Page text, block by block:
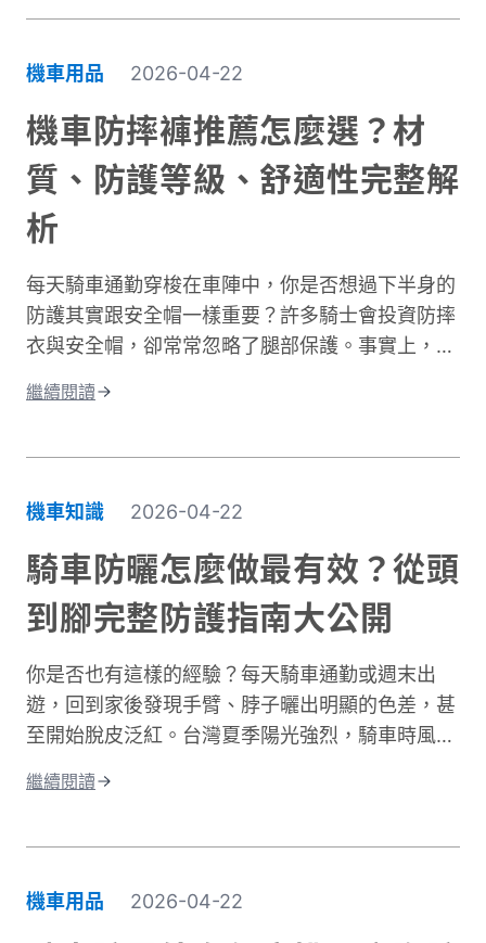
機車用品 2026-04-22
機車防摔褲推薦怎麼選？材
質、防護等級、舒適性完整解
析
每天騎車通勤穿梭在車陣中，你是否想過下半身的
防護其實跟安全帽一樣重要？許多騎士會投資防摔
衣與安全帽，卻常常忽略了腿部保護。事實上，大
據交通部統計，機車事故傷亡中，頭部仍是最高致
部位。專業的機車防摔褲內建護膝、採用耐磨材
質，能在摔車瞬間提供關鍵保護。這與一般牛仔褲
或休閒褲有著根本性的差異。在台灣這個機車密度
極高的環境中，道路狀況複雜、天氣多變。突然下
雨導致路面濕滑、緊急煞車、車流密集，都讓騎士
型，更是守護生命的投資。本文將深入解析機車防
摔褲的防護原理、材質差異、CE認證標準，以及
如何根據通勤或長途需求進行防摔褲選購。讓你找
到兼顧安全、舒適與預算的理想選擇。
繼續閱讀
機車知識 2026-04-22
騎車防曬怎麼做最有效？從頭
到腳完整防護指南大公開
你是否也有這樣的經驗？每天騎車通勤或週末出
遊，回到家後發現手臂、脖子曬出明顯的色差，甚
至開始脫皮泛紅。台灣夏季陽光強烈，騎車時風吹
少。許多人以為騎車防曬只是愛美的選擇，其實這
下來容易造成曬傷、曬黑，甚至加速肌膚老化。別
擔心，做好紫外線防護並不複雜！本文將帶你了解
繼續閱讀
機車用品 2026-04-22